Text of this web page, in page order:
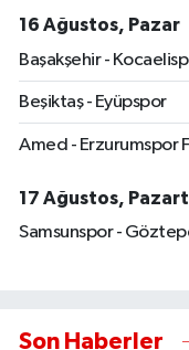
16 Ağustos, Pazar
Başakşehir -
Beşiktaş - Eyüpspor
Amed - Erzurumspor
17 Ağustos,
Samsunspor -
Son Haberler